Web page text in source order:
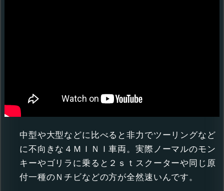
中型や大型などに比べると非力でツーリングなど
に不向きな４ＭＩＮＩ車両。実際ノーマルのモン
キーやゴリラに乗ると２ｓｔスクーターや同じ原
付一種のＮチビなどの方が全然速いんです。